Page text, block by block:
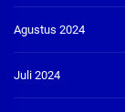
Agustus 2024
Juli 2024